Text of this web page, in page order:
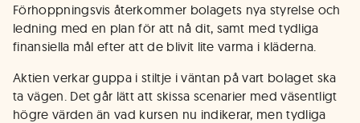
Förhoppningsvis återkommer bolagets nya styrelse och
ledning med en plan för att nå dit, samt med tydliga
finansiella mål efter att de blivit lite varma i kläderna.
Aktien verkar guppa i stiltje i väntan på vart bolaget ska
ta vägen. Det går lätt att skissa scenarier med väsentligt
högre värden än vad kursen nu indikerar, men tydliga